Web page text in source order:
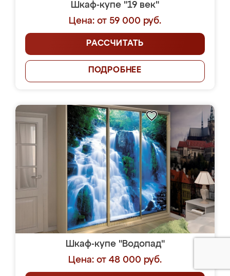
Шкаф-купе "19 век"
Цена: от 59 000 руб.
РАССЧИТАТЬ
ПОДРОБНЕЕ
Шкаф-купе "Водопад"
Цена: от 48 000 руб.